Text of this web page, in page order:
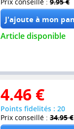
Prix conseillé : 9.95 €
Article disponible
4.46 €
Points fidelités : 20
Prix conseillé : 34.95 €